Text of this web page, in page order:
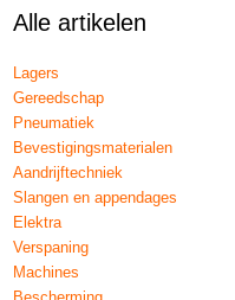
Alle artikelen
Lagers
Gereedschap
Pneumatiek
Bevestigingsmaterialen
Aandrijftechniek
Slangen en appendages
Elektra
Verspaning
Machines